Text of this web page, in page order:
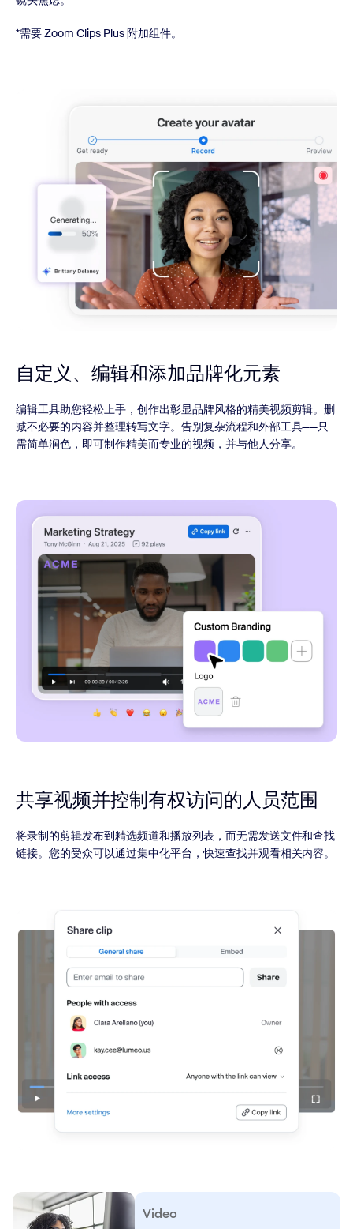
*需要 Zoom Clips Plus 附加组件。
自定义、编辑和添加品牌化元素
编辑工具助您轻松上手，创作出彰显品牌风格的精美视频剪辑。删
减不必要的内容并整理转写文字。告别复杂流程和外部工具——只
需简单润色，即可制作精美而专业的视频，并与他人分享。
共享视频并控制有权访问的人员范围
将录制的剪辑发布到精选频道和播放列表，而无需发送文件和查找
链接。您的受众可以通过集中化平台，快速查找并观看相关内容。
Video